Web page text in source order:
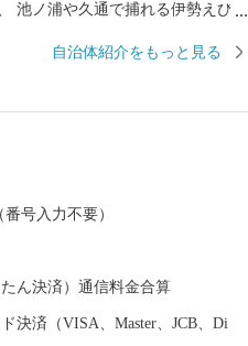
池ノ浦や久通で捕れる伊勢えび
カの刺身も人気を集め、鮮度抜群
所 TEL：0889-59-0529 MAIL：s-f
furusato.com
自治体紹介をもっと見る
号入力不要）
たん決済）通信料金合算
決済（VISA、Master、JCB、Di